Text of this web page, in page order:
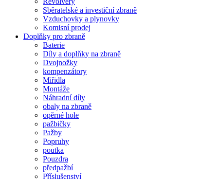
Sběratelské a investiční zbraně
Vzduchovky a plynovky
Komisní prodej
Doplňky pro zbraně
Baterie
Díly a doplňky na zbraně
Dvojnožky
kompenzátory
Miřidla
Montáže
Náhradní díly
obaly na zbraně
opěrné hole
pažbičky
Pažby
Popruhy
poutka
Pouzdra
předpažbí
Příslušenství